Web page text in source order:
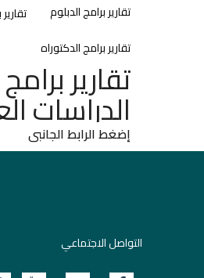
تقارير برامج الدبلوم
تقارير برامج الدكتوراه
تقارير برامج
الدراسات
إضغط الرابط الجانبى
التواصل الاجتماعي